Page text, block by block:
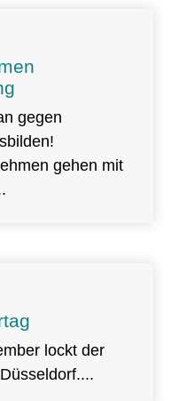
gegen
gehen mit
lockt der